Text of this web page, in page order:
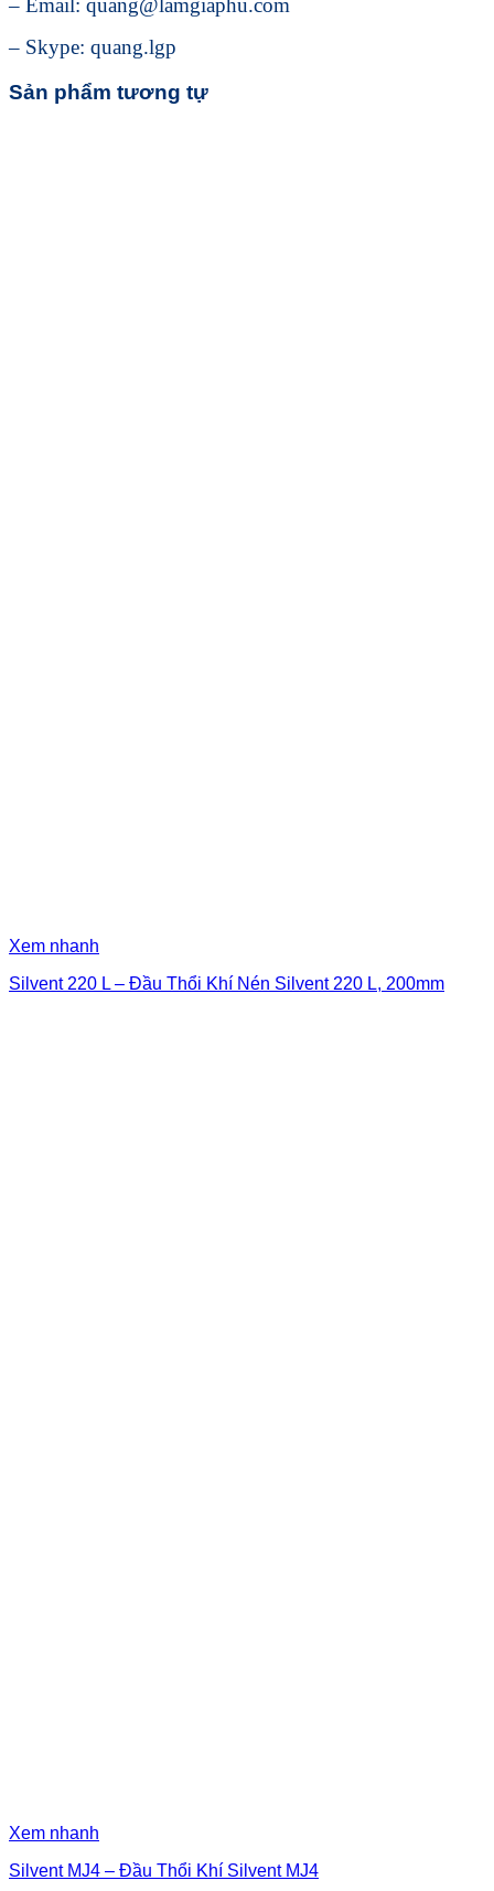
– Email: quang@lamgiaphu.com
– Skype: quang.lgp
Sản phẩm tương tự
Xem nhanh
Silvent 220 L – Đầu Thổi Khí Nén Silvent 220 L, 200mm
Xem nhanh
Silvent MJ4 – Đầu Thổi Khí Silvent MJ4